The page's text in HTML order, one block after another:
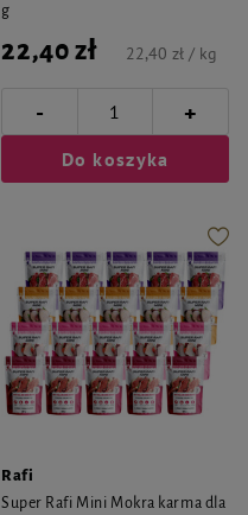
g
22,40 zł 22,40 zł / kg
- +
Do koszyka
Rafi
Super Rafi Mini Mokra karma dla